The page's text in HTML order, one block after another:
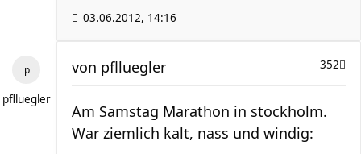
03.06.2012, 14:16
pflluegler
352
von pflluegler
Am Samstag Marathon in stockholm.
War ziemlich kalt, nass und windig: